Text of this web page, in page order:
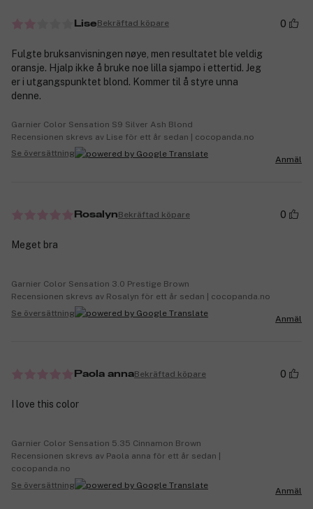
LiseBekräftad köpare 0
Fulgte bruksanvisningen nøye, men resultatet ble veldig
oransje. Hjalp ikke å bruke noe lilla sjampo i ettertid. Jeg
er i utgangspunktet blond. Kommer til å styre unna
denne.
Garnier Color Sensation S9 Silver Ash Blond
Recensionen skrevs av Lise för ett år sedan | cocopanda.no
Se översättning
Anmäl
RosalynBekräftad köpare 0
Meget bra
Garnier Color Sensation 3.0 Prestige Brown
Recensionen skrevs av Rosalyn för ett år sedan | cocopanda.no
Se översättning
Anmäl
Paola annaBekräftad köpare 0
I love this color
Garnier Color Sensation 5.35 Cinnamon Brown
Recensionen skrevs av Paola anna för ett år sedan |
cocopanda.no
Se översättning
Anmäl